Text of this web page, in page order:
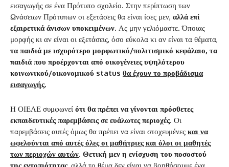
εισαγωγής σε ένα Πρότυπο σχολείο. Στην περίπτωση των
Ωνάσειων Πρότυπων οι εξετάσεις θα είναι ίσες μεν, αλλά επί
εξαιρετικά άνισων υποκειμένων. Ας μην γελιόμαστε. Όποιας
μορφής κι αν είναι οι εξετάσεις, όσο εύκολα κι αν είναι τα θέματα,
τα παιδιά με ισχυρότερο μορφωτικό/πολιτισμικό κεφάλαιο, τα
παιδιά που προέρχονται από οικογένειες υψηλότερου
κοινωνικού/οικονομικού status θα έχουν το προβάδισμα
εισαγωγής.
Η ΟΙΕΛΕ συμφωνεί ότι θα πρέπει να γίνονται πρόσθετες
εκπαιδευτικές παρεμβάσεις σε ευάλωτες περιοχές. Οι
παρεμβάσεις αυτές όμως θα πρέπει να είναι στοχευμένες και να
ωφελούνται από αυτές όλες οι μαθήτριες και όλοι οι μαθητές
των περιοχών αυτών. Θετική μεν η ενίσχυση του ποσοστού